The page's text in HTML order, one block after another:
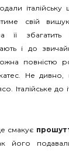
італійську
свій
її збагатить
і до
повністю
Не
Італійське до
смакує
його